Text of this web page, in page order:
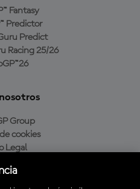
Fantasy
Predictor
Predict
Racing 25/26
Group
cookies
Legal
compra